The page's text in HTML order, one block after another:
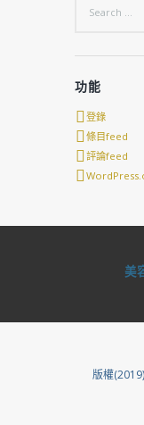
功能
登錄
條目feed
評論feed
美
版權